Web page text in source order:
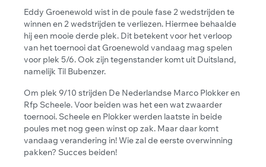
Eddy Groenewold wist in de poule fase 2 wedstrijden te
winnen en 2 wedstrijden te verliezen. Hiermee behaalde
hij een mooie derde plek. Dit betekent voor het verloop
van het toernooi dat Groenewold vandaag mag spelen
voor plek 5/6. Ook zijn tegenstander komt uit Duitsland,
namelijk Til Bubenzer.
Om plek 9/10 strijden De Nederlandse Marco Plokker en
Rfp Scheele. Voor beiden was het een wat zwaarder
toernooi. Scheele en Plokker werden laatste in beide
poules met nog geen winst op zak. Maar daar komt
vandaag verandering in! Wie zal de eerste overwinning
pakken? Succes beiden!